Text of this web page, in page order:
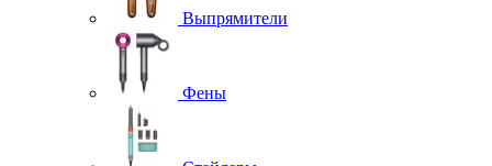
Выпрямители
Фены